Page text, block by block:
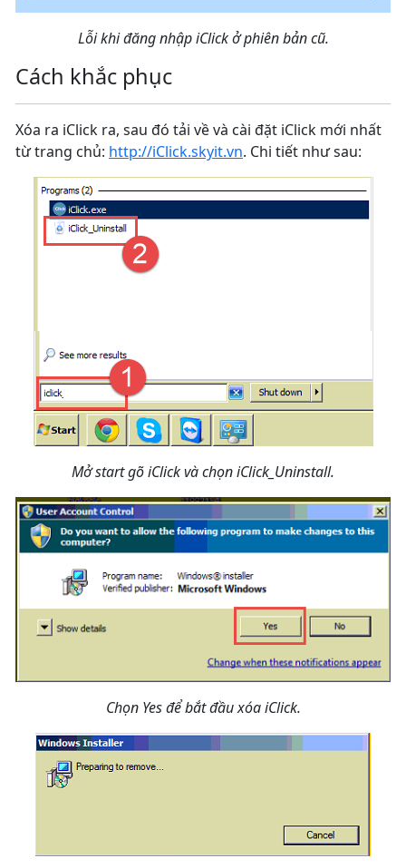
Lỗi khi đăng nhập iClick ở phiên bản cũ.
Cách khắc phục
Xóa ra iClick ra, sau đó tải về và cài đặt iClick mới nhất
từ trang chủ: http://iClick.skyit.vn. Chi tiết như sau:
Mở start gõ iClick và chọn iClick_Uninstall.
Chọn Yes để bắt đầu xóa iClick.